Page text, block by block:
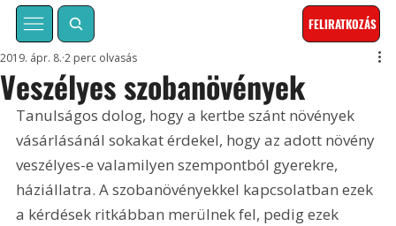
FELIRATKOZÁS
Veszélyes szobanövények
2019. ápr. 8. 2 perc olvasás
Tanulságos dolog, hogy a kertbe szánt növények
vásárlásánál sokakat érdekel, hogy az adott növény
veszélyes-e valamilyen szempontból gyerekre,
háziállatra. A szobanövényekkel kapcsolatban ezek
a kérdések ritkábban merülnek fel, pedig ezek